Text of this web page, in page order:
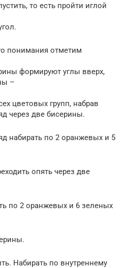
то есть пройти иглой
понимания отметим
формируют углы вверх,
–
цветовых групп, набрав
через две бисерины.
набирать по 2 оранжевых и 5
опять через две
по 2 оранжевых и 6 зеленых
Набирать по внутреннему